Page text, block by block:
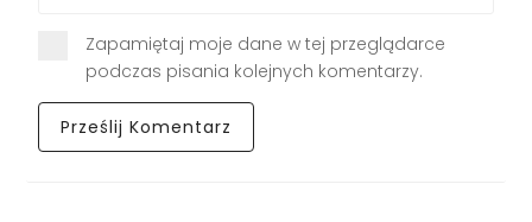
Zapamiętaj moje dane w tej przeglądarce
podczas pisania kolejnych komentarzy.